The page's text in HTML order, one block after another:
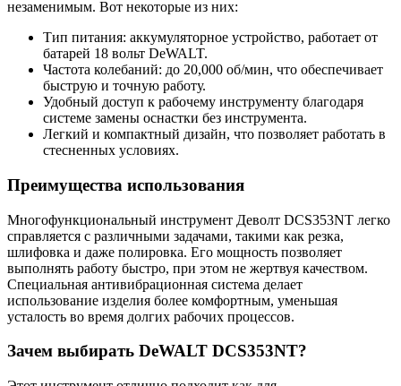
незаменимым. Вот некоторые из них:
Тип питания: аккумуляторное устройство, работает от
батарей 18 вольт DeWALT.
Частота колебаний: до 20,000 об/мин, что обеспечивает
быструю и точную работу.
Удобный доступ к рабочему инструменту благодаря
системе замены оснастки без инструмента.
Легкий и компактный дизайн, что позволяет работать в
стесненных условиях.
Преимущества использования
Многофункциональный инструмент Деволт DCS353NT легко
справляется с различными задачами, такими как резка,
шлифовка и даже полировка. Его мощность позволяет
выполнять работу быстро, при этом не жертвуя качеством.
Специальная антивибрационная система делает
использование изделия более комфортным, уменьшая
усталость во время долгих рабочих процессов.
Зачем выбирать DeWALT DCS353NT?